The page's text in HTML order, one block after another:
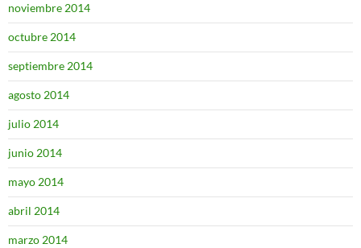
noviembre 2014
octubre 2014
septiembre 2014
agosto 2014
julio 2014
junio 2014
mayo 2014
abril 2014
marzo 2014